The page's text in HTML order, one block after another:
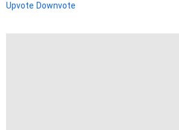
Upvote Downvote